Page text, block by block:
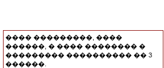
���� ���������, ����
������, � ���� �������� �
��������� ���������� �� 3
������.